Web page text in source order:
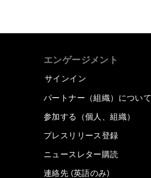
エンゲージメント
サインイン
パートナー（組織）について
参加する（個人、組織）
プレスリリース登録
ニュースレター購読
連絡先 (英語のみ)